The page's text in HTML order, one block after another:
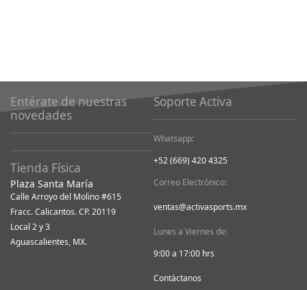
Entérate de nuestras
novedades
Tienda Física
Plaza Santa María
Calle Arroyo del Molino #615
Fracc. Calicantos. CP. 20119
Local 2 y 3
Aguascalientes, MX.
Soporte Activa
Whatsapp:
+52 (669) 420 4325
Correo Electrónico:
ventas@activasports.mx
Lunes a Viernes de:
9:00 a 17:00 hrs
Contáctanos